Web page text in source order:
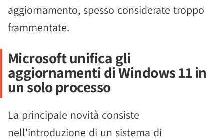
aggiornamento, spesso considerate troppo
frammentate.
Microsoft unifica gli
aggiornamenti di Windows 11 in
un solo processo
La principale novità consiste
nell'introduzione di un sistema di